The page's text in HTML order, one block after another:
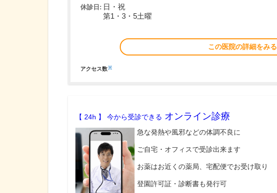
休診日: 日・祝
第1・3・5土曜
この医院の詳細をみる
アクセス数※
【 24h 】 今から受診できる オンライン診療
急な発熱や風邪などの体調不良に
ご自宅・オフィスで受診出来ます
お薬はお近くの薬局、宅配便でお受け取り
登園許可証・診断書も発行可